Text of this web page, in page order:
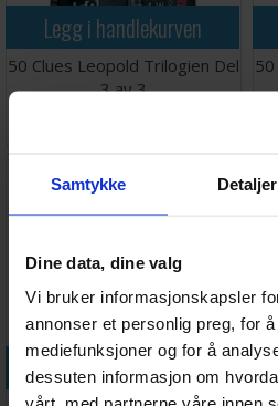
Samtykke Detaljer
Dine data, dine valg
Vi bruker informasjonskapsler
annonser et personlig preg, for
mediefunksjoner og for å
dessuten informasjon om
Legg i handlekurven
50 Clues Leopold Trilogien Del
3 av 3
Legg i handlekurven